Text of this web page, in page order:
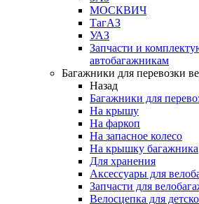
МОСКВИЧ
ТагАЗ
УАЗ
Запчасти и
автобагажникам
Багажники для перевозки
Назад
Багажники для
На крышу
На фаркоп
На запасное колесо
На крышку багажника
Для хранения
Аксессуары для
Запчасти для
Велосцепка для